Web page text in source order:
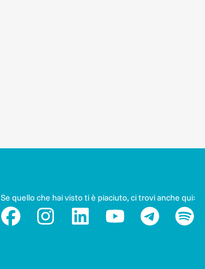
Se quello che hai visto ti è piaciuto, ci trovi anche qui: